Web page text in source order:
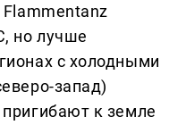
но лучше
с холодными
запад)
к земле